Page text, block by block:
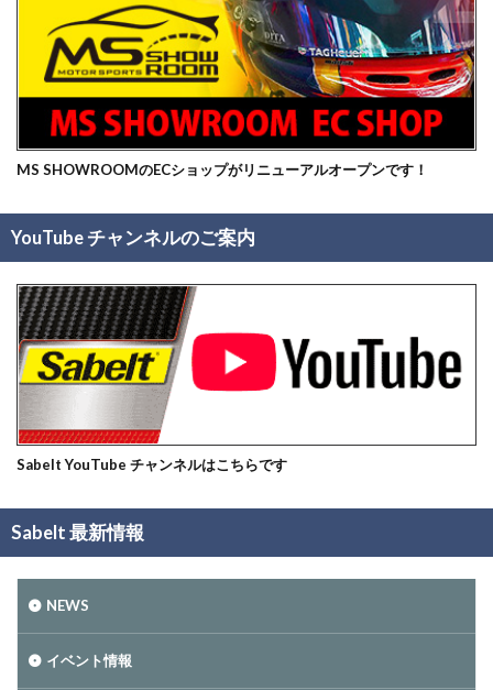
MS SHOWROOMのECショップがリニューアルオープンです！
YouTube チャンネルのご案内
Sabelt YouTube チャンネルはこちらです
Sabelt 最新情報
NEWS
イベント情報